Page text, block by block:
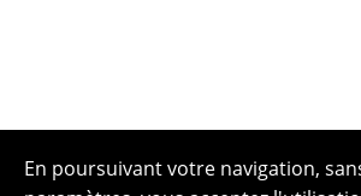
En poursuivant votre navigation,